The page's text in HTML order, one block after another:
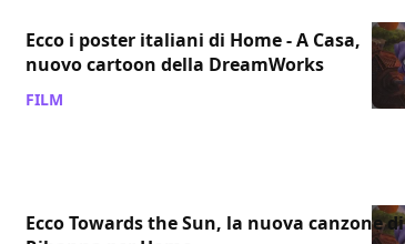
Ecco i poster italiani di Home - A Casa,
nuovo cartoon della DreamWorks
FILM
Ecco Towards the Sun, la nuova canzone di